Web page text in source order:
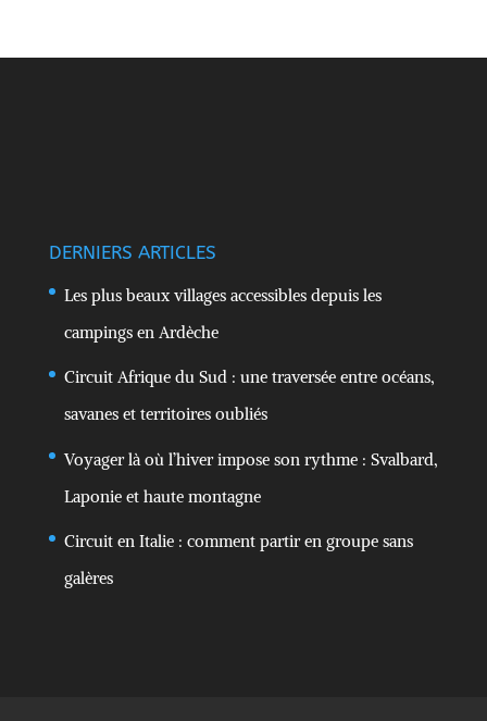
DERNIERS ARTICLES
Les plus beaux villages accessibles depuis les
campings en Ardèche
Circuit Afrique du Sud : une traversée entre océans,
savanes et territoires oubliés
Voyager là où l’hiver impose son rythme : Svalbard,
Laponie et haute montagne
Circuit en Italie : comment partir en groupe sans
galères